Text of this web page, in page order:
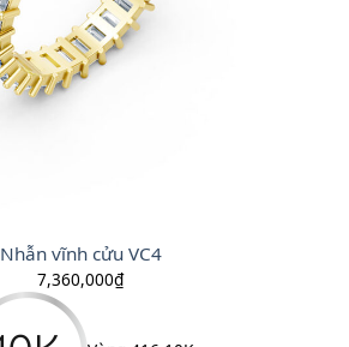
Nhẫn vĩnh cửu VC4
7,360,000₫